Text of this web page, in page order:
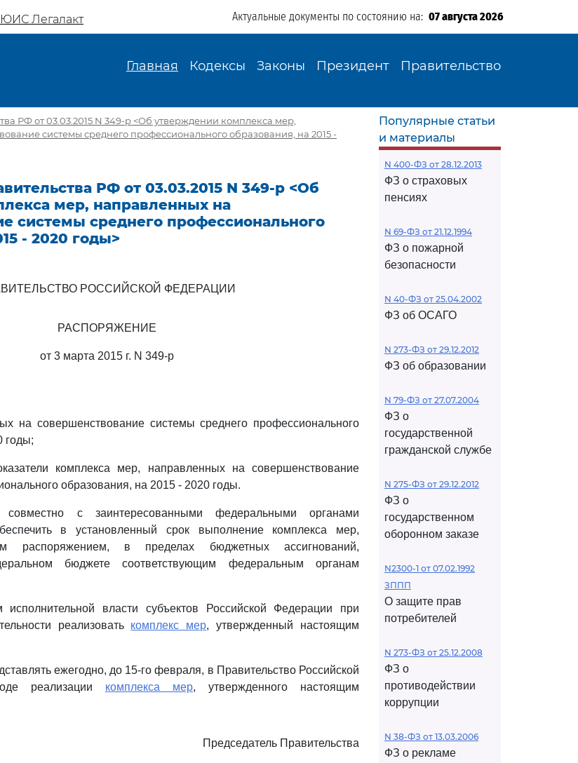
ЮИС Легалакт Актуальные документы по состоянию на: 07 августа 2026
Главная Кодексы Законы Президент Правительство
РФ от 03.03.2015 N 349-р <Об утверждении комплекса мер,
системы среднего профессионального образования, на 2015 -
РФ от 03.03.2015 N 349-р <Об
мер, направленных на
системы среднего профессионального
- 2020 годы>
РОССИЙСКОЙ ФЕДЕРАЦИИ
РАСПОРЯЖЕНИЕ
от 3 марта 2015 г. N 349-р
на совершенствование системы среднего профессионального
годы;
комплекса мер, направленных на совершенствование
образования, на 2015 - 2020 годы.
с заинтересованными федеральными органами
в установленный срок выполнение комплекса мер,
распоряжением, в пределах бюджетных ассигнований,
бюджете соответствующим федеральным органам
исполнительной власти субъектов Российской Федерации при
реализовать комплекс мер, утвержденный настоящим
ежегодно, до 15-го февраля, в Правительство Российской
реализации комплекса мер, утвержденного настоящим
Председатель Правительства
Популярные статьи
и материалы
N 400-ФЗ от 28.12.2013
ФЗ о страховых
пенсиях
N 69-ФЗ от 21.12.1994
ФЗ о пожарной
безопасности
N 40-ФЗ от 25.04.2002
ФЗ об ОСАГО
N 273-ФЗ от 29.12.2012
ФЗ об образовании
N 79-ФЗ от 27.07.2004
ФЗ о
государственной
гражданской службе
N 275-ФЗ от 29.12.2012
ФЗ о
государственном
оборонном заказе
N2300-1 от 07.02.1992
ЗППП
О защите прав
потребителей
N 273-ФЗ от 25.12.2008
ФЗ о
противодействии
коррупции
N 38-ФЗ от 13.03.2006
ФЗ о рекламе